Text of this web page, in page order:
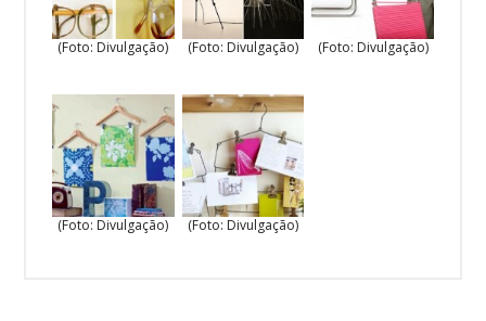
(Foto: Divulgação) (Foto: Divulgação) (Foto: Divulgação)
(Foto: Divulgação) (Foto: Divulgação)